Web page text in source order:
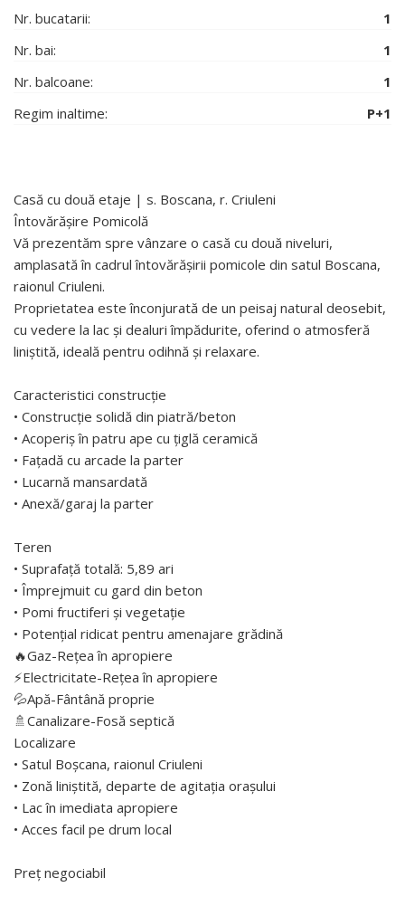
Nr. bucatarii:
1
Nr. bai:
1
Nr. balcoane:
1
Regim inaltime:
P+1
Casă cu două etaje | s. Boscana, r. Criuleni
Întovărășire Pomicolă
Vă prezentăm spre vânzare o casă cu două niveluri,
amplasată în cadrul întovărășirii pomicole din satul Boscana,
raionul Criuleni.
Proprietatea este înconjurată de un peisaj natural deosebit,
cu vedere la lac și dealuri împădurite, oferind o atmosferă
liniștită, ideală pentru odihnă și relaxare.
Caracteristici construcție
• Construcție solidă din piatră/beton
• Acoperiș în patru ape cu țiglă ceramică
• Fațadă cu arcade la parter
• Lucarnă mansardată
• Anexă/garaj la parter
Teren
• Suprafață totală: 5,89 ari
• Împrejmuit cu gard din beton
• Pomi fructiferi și vegetație
• Potențial ridicat pentru amenajare grădină
🔥Gaz-Rețea în apropiere
⚡Electricitate-Rețea în apropiere
💦Apă-Fântână proprie
🚿Canalizare-Fosă septică
Localizare
• Satul Boșcana, raionul Criuleni
• Zonă liniștită, departe de agitația orașului
• Lac în imediata apropiere
• Acces facil pe drum local
Preț negociabil